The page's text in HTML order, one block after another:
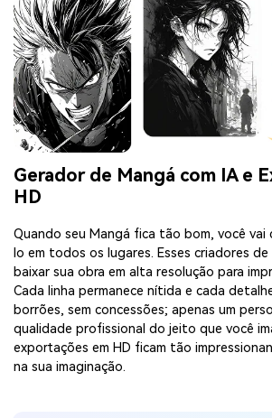
Gerador de Mangá com IA e
HD
Quando seu Mangá fica tão bom, você vai
lo em todos os lugares. Esses criadores
baixar sua obra em alta resolução para
Cada linha permanece nítida e cada
borrões, sem concessões; apenas um
qualidade profissional do jeito que você
exportações em HD ficam tão
na sua imaginação.